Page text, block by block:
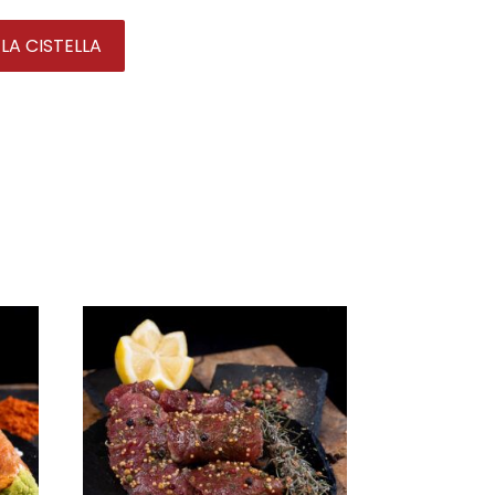
CISTELLA